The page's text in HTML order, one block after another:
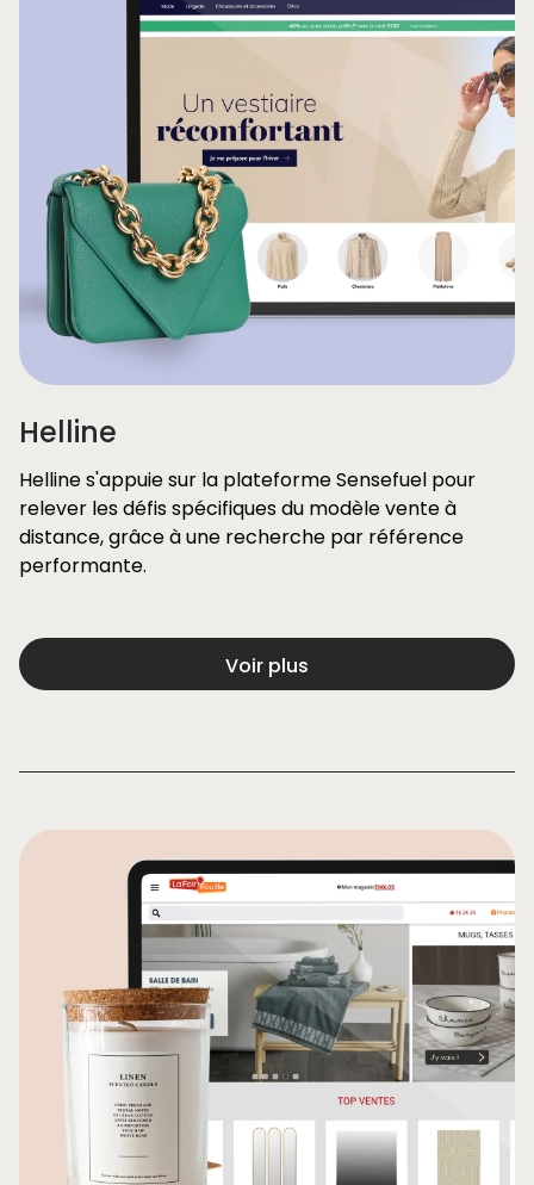
Helline
Helline s'appuie sur la plateforme Sensefuel pour
relever les défis spécifiques du modèle vente à
distance, grâce à une recherche par référence
performante.
Voir plus